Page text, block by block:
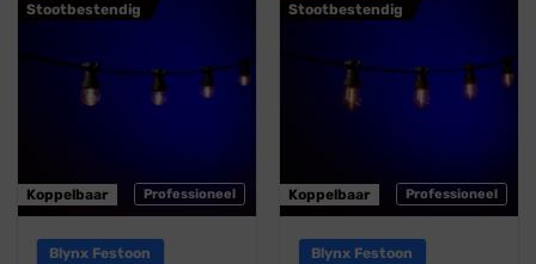
Professioneel
Stootbestendig
Koppelbaar
Blynx Festoon
Professioneel
Stootbestendig
Koppelbaar
Blynx Festoon